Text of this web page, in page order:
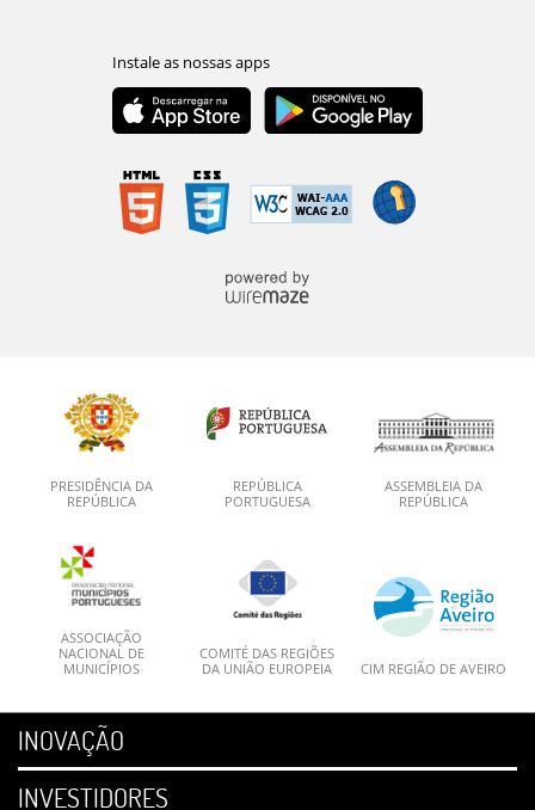
PRESIDÊNCIA DA
REPÚBLICA
REPÚBLICA
PORTUGUESA
ASSEMBLEIA DA
REPÚBLICA
ASSOCIAÇÃO
NACIONAL DE
MUNICÍPIOS
COMITÉ DAS REGIÕES
DA UNIÃO EUROPEIA
CIM REGIÃO DE AVEIRO
INOVAÇÃO
INVESTIDORES